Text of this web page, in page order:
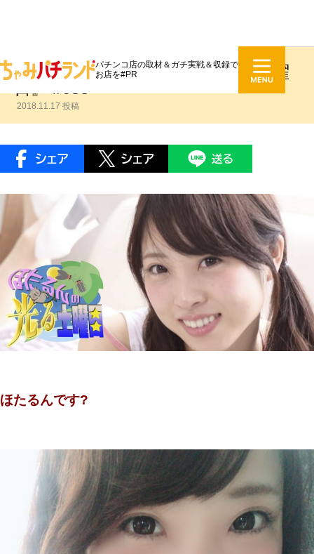
パチンコ店の取材＆ガチ実戦＆収録で
お店を#PR
日下部ほたる『ほたるんの光る土曜
2018.11.17 投稿
ほたるんです?